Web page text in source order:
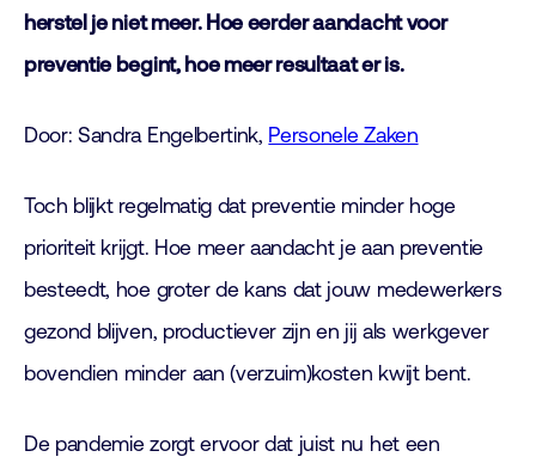
herstel je niet meer. Hoe eerder aandacht voor
preventie begint, hoe meer resultaat er is.
Door: Sandra Engelbertink, Personele Zaken
Toch blijkt regelmatig dat preventie minder hoge
prioriteit krijgt. Hoe meer aandacht je aan preventie
besteedt, hoe groter de kans dat jouw medewerkers
gezond blijven, productiever zijn en jij als werkgever
bovendien minder aan (verzuim)kosten kwijt bent.
De pandemie zorgt ervoor dat juist nu het een